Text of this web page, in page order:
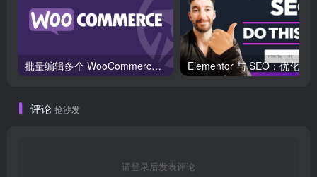
批量编辑多个 WooCommerce 产品变体价格的 2 个方法？
评论 抢沙发
请登录后发表评论